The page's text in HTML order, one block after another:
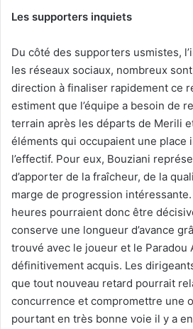
Les supporters inquiets
Du côté des supporters usmistes,
les réseaux sociaux, nombreux
direction à finaliser rapidement ce
estiment que l’équipe a besoin de
terrain après les départs de Merili
éléments qui occupaient une place
l’effectif. Pour eux, Bouziani
d’apporter de la fraîcheur, de la
marge de progression
heures pourraient donc être
conserve une longueur d’avance
trouvé avec le joueur et le Paradou
définitivement acquis. Les
que tout nouveau retard pourrait
concurrence et compromettre une
pourtant en très bonne voie il y a